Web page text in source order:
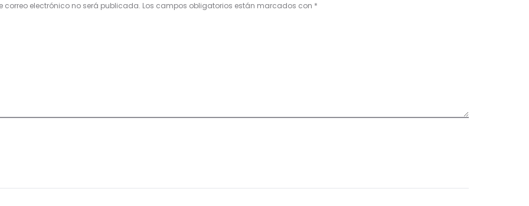
correo electrónico no será publicada. Los campos obligatorios están marcados con *